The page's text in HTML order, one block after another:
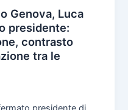
Genova, Luca
presidente:
contrasto
tra le